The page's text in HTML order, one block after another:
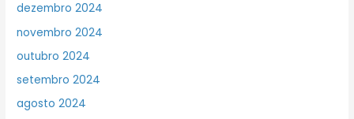
dezembro 2024
novembro 2024
outubro 2024
setembro 2024
agosto 2024